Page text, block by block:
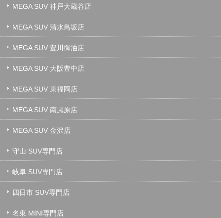
MEGA SUV 神戸大蔵谷店
MEGA SUV 清水鳥坂店
MEGA SUV 豊川御油店
MEGA SUV 大阪豊中店
MEGA SUV 東福岡店
MEGA SUV 南風原店
MEGA SUV 金沢店
守山 SUV専門店
岐阜 SUV専門店
四日市 SUV専門店
名東 MINI専門店